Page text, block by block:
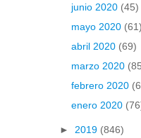
junio 2020 (45)
mayo 2020 (61)
abril 2020 (69)
marzo 2020
febrero 2020
enero 2020
► 2019 (846)